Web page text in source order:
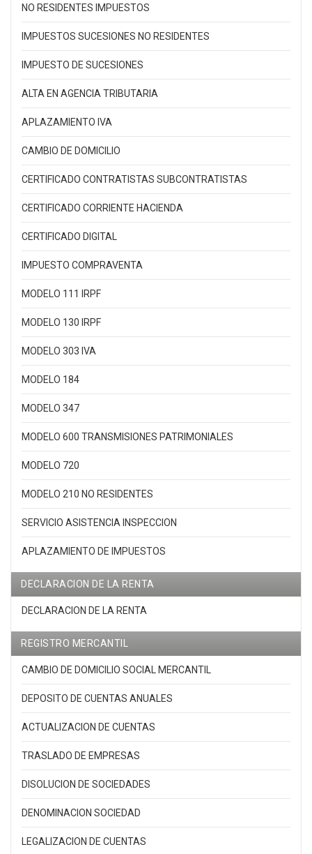
NO RESIDENTES IMPUESTOS
IMPUESTOS SUCESIONES NO RESIDENTES
IMPUESTO DE SUCESIONES
ALTA EN AGENCIA TRIBUTARIA
APLAZAMIENTO IVA
CAMBIO DE DOMICILIO
CERTIFICADO CONTRATISTAS SUBCONTRATISTAS
CERTIFICADO CORRIENTE HACIENDA
CERTIFICADO DIGITAL
IMPUESTO COMPRAVENTA
MODELO 111 IRPF
MODELO 130 IRPF
MODELO 303 IVA
MODELO 184
MODELO 347
MODELO 600 TRANSMISIONES PATRIMONIALES
MODELO 720
MODELO 210 NO RESIDENTES
SERVICIO ASISTENCIA INSPECCION
APLAZAMIENTO DE IMPUESTOS
DECLARACION DE LA RENTA
DECLARACION DE LA RENTA
REGISTRO MERCANTIL
CAMBIO DE DOMICILIO SOCIAL MERCANTIL
DEPOSITO DE CUENTAS ANUALES
ACTUALIZACION DE CUENTAS
TRASLADO DE EMPRESAS
DISOLUCION DE SOCIEDADES
DENOMINACION SOCIEDAD
LEGALIZACION DE CUENTAS